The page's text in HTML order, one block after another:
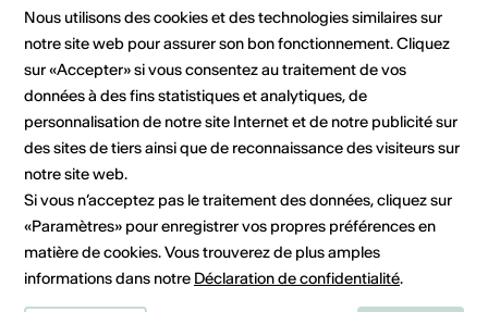
Nous utilisons des cookies et des technologies similaires sur
notre site web pour assurer son bon fonctionnement. Cliquez
sur «Accepter» si vous consentez au traitement de vos
données à des fins statistiques et analytiques, de
personnalisation de notre site Internet et de notre publicité sur
des sites de tiers ainsi que de reconnaissance des visiteurs sur
notre site web.
Si vous n’acceptez pas le traitement des données, cliquez sur
«Paramètres» pour enregistrer vos propres préférences en
matière de cookies. Vous trouverez de plus amples
informations dans notre Déclaration de confidentialité.